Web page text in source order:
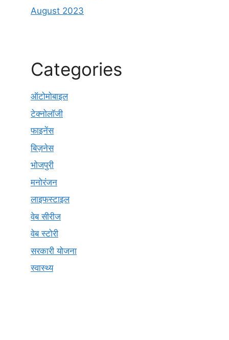
August 2023
Categories
ऑटोमोबाइल
टेक्नोलॉजी
फाइनेंस
बिज़नेस
भोजपुरी
मनोरंजन
लाइफस्टाइल
वेब सीरीज
वेब स्टोरी
सरकारी योजना
स्वास्थ्य